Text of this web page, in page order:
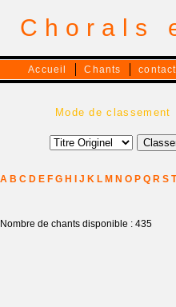
Chorals
Accueil Chants
Mode de classement
A B C D E F G H J K L M N O P Q R S T
Nombre de chants disponible : 435